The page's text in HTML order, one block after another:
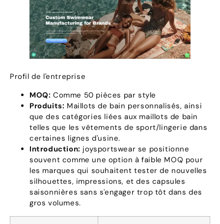
Profil de l'entreprise
MOQ: Comme 50 pièces par style
Produits: Maillots de bain personnalisés, ainsi
que des catégories liées aux maillots de bain
telles que les vêtements de sport/lingerie dans
certaines lignes d'usine.
Introduction: joysportswear se positionne
souvent comme une option à faible MOQ pour
les marques qui souhaitent tester de nouvelles
silhouettes, impressions, et des capsules
saisonnières sans s'engager trop tôt dans des
gros volumes.